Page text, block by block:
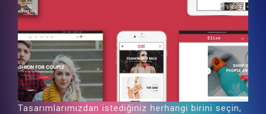
Tasarımlarımızdan istediğiniz herhangi birini seçin,